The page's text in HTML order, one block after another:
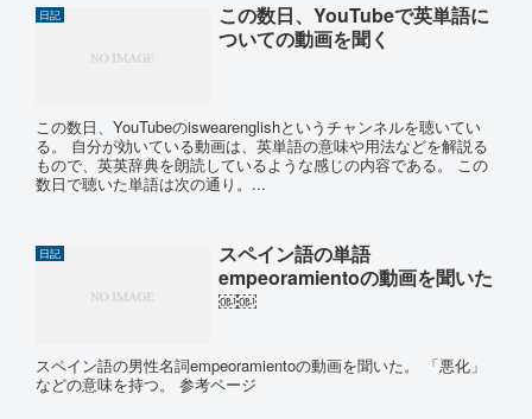
日記
この数日、YouTubeで英単語に
ついての動画を聞く
この数日、YouTubeのiswearenglishというチャンネルを聴いてい
る。 自分が効いている動画は、英単語の意味や用法などを解説る
もので、英英辞典を朗読しているような感じの内容である。 この
数日で聴いた単語は次の通り。...
日記
スペイン語の単語
empeoramientoの動画を聞いた
￼￼
スペイン語の男性名詞empeoramientoの動画を聞いた。 「悪化」
などの意味を持つ。 参考ページ